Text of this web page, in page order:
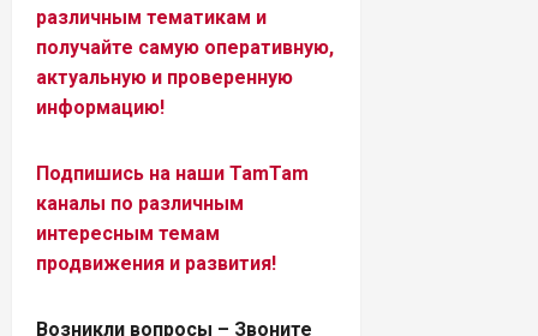
различным тематикам и
получайте самую оперативную,
актуальную и проверенную
информацию!
Подпишись на наши TamTam
каналы по различным
интересным темам
продвижения и развития!
Возникли вопросы – Звоните